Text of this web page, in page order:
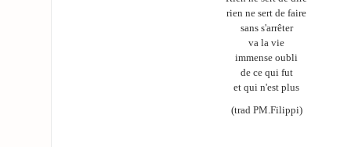
rien ne sert de faire
sans s'arrêter
va la vie
immense oubli
de ce qui fut
et qui n'est plus
(trad PM.Filippi)